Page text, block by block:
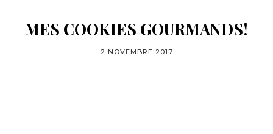
MES COOKIES GOURMANDS!
2 NOVEMBRE 2017